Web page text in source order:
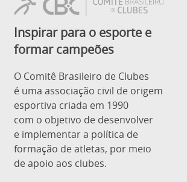
Inspirar para o esporte e
formar campeões
O Comitê Brasileiro de Clubes
é uma associação civil de origem
esportiva criada em 1990
com o objetivo de desenvolver
e implementar a política de
formação de atletas, por meio
de apoio aos clubes.